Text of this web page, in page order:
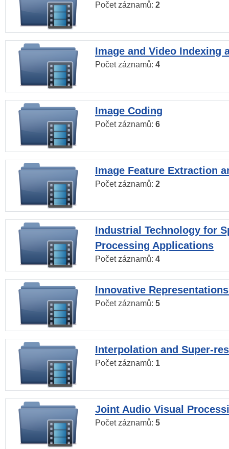
Počet záznamů: 2
Image and Video Indexing
Počet záznamů: 4
Image Coding
Počet záznamů: 6
Image Feature Extraction
Počet záznamů: 2
Industrial Technology for
Processing Applications
Počet záznamů: 4
Innovative
Počet záznamů: 5
Interpolation and Super-
Počet záznamů: 1
Joint Audio Visual
Počet záznamů: 5